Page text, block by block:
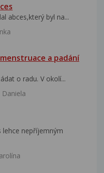
abces,který byl na...
a padání
o radu. V okolí...
Daniela
lehce nepříjemným